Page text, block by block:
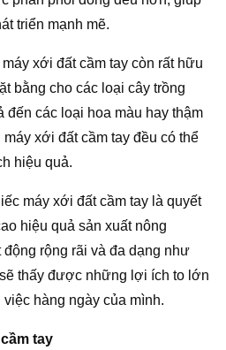
triển mạnh mẽ.
xới đất cầm tay còn rất hữu
bằng cho các loại cây trồng
đến các loại hoa màu hay thậm
xới đất cầm tay đều có thể
hiệu quả.
máy xới đất cầm tay là quyết
hiệu quả sản xuất nông
rộng rãi và đa dạng như
thấy được những lợi ích to lớn
hàng ngày của mình.
tay